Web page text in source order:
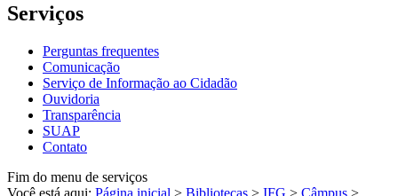
Serviços
Perguntas frequentes
Comunicação
Serviço de Informação ao Cidadão
Ouvidoria
Transparência
SUAP
Contato
Fim do menu de serviços
Você está aqui: Página inicial > Bibliotecas > IFG > Câmpus >